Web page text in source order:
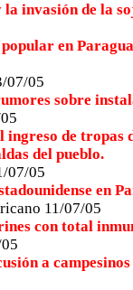
la invasión de la
en
07/05
sobre
ingreso de tropas
del pueblo.
07/05
en
11/07/05
con total
a